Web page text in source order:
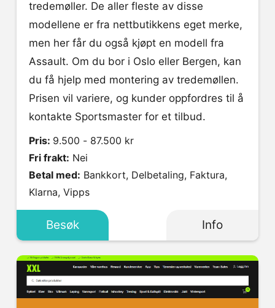
tredemøller. De aller fleste av disse
modellene er fra nettbutikkens eget merke,
men her får du også kjøpt en modell fra
Assault. Om du bor i Oslo eller Bergen, kan
du få hjelp med montering av tredemøllen.
Prisen vil variere, og kunder oppfordres til å
kontakte Sportsmaster for et tilbud.
Pris: 9.500 - 87.500 kr
Fri frakt: Nei
Betal med:
Klarna, Vipps
Besøk Info